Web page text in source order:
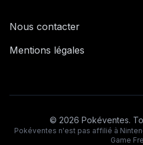
Nous contacter
Mentions légales
© 2026 Pokéventes.
Pokéventes n'est pas affilié à
Game